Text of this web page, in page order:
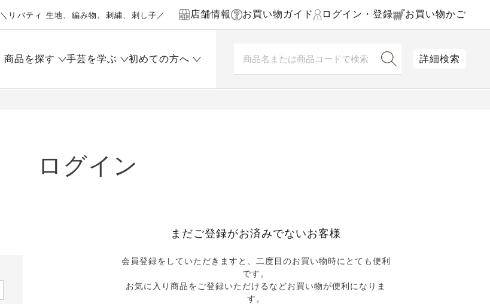
＼リバティ 生地、編み物、刺繍、刺し子／ 店舗情報 お買い物ガイド ログイン・登録 お買い物かご
商品を探す 手芸を学ぶ 初めての方へ 詳細検索
ログイン
まだご登録がお済みでないお客様
会員登録をしていただきますと、二度目のお買い物時にとても便利
です。
お気に入り商品をご登録いただけるなどお買い物が便利になりま
す。